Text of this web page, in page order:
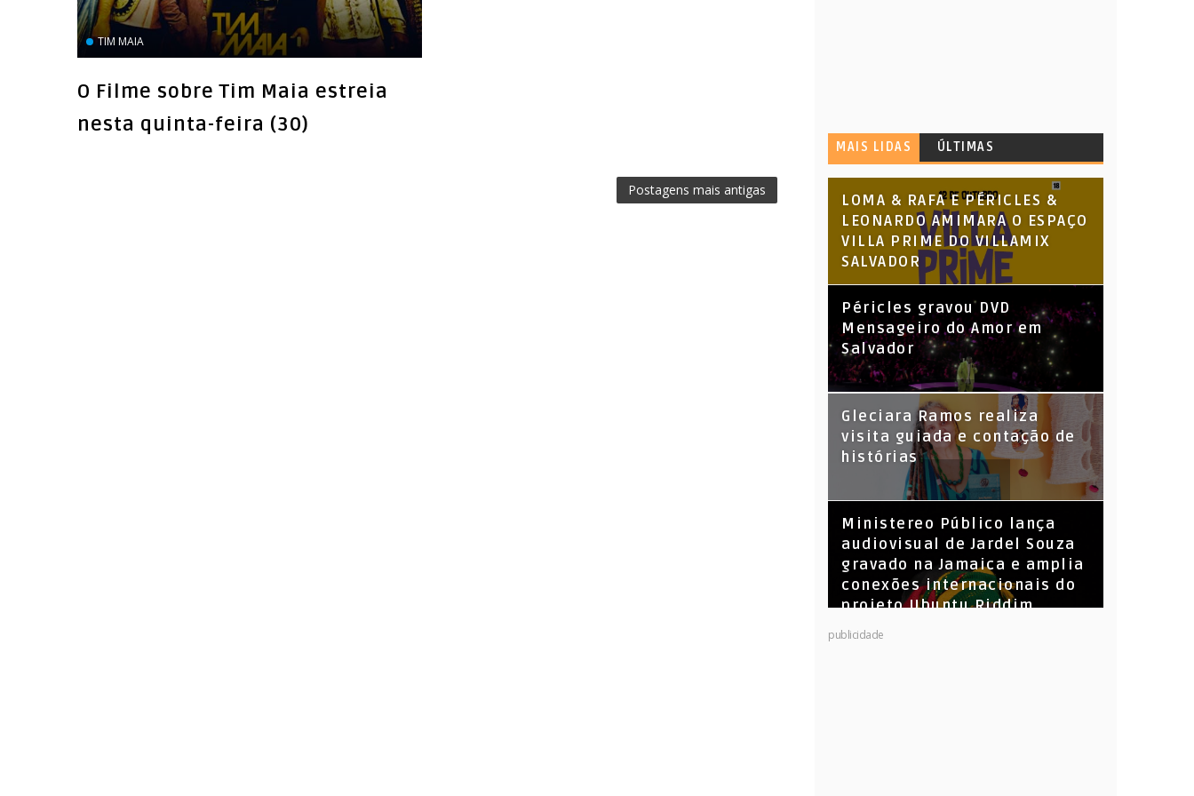
TIM MAIA
O Filme sobre Tim Maia estreia
nesta quinta-feira (30)
Postagens mais antigas
MAIS LIDAS ÚLTIMAS
LOMA & RAFA E PÉRICLES &
LEONARDO AMIMARA O ESPAÇO
VILLA PRIME DO VILLAMIX
SALVADOR
Péricles gravou DVD
Mensageiro do Amor em
Salvador
KL Jay (Racionais MC’s), DJ
Raíz e DJ Leandro Vitrola na
BIGSHAKE 14
Gleciara Ramos realiza
visita guiada e contação de
histórias
​Ministereo Público lança
audiovisual de Jardel Souza
gravado na Jamaica e amplia
conexões internacionais do
projeto Ubuntu Riddim
publicidade